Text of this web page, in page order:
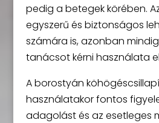
pedig a betegek körében.
egyszerű és biztonságos
számára is, azonban
tanácsot kérni használata
A borostyán
használatakor fontos
adagolást és az esetleges